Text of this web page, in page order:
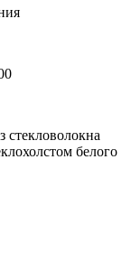
стекловолокна
белого